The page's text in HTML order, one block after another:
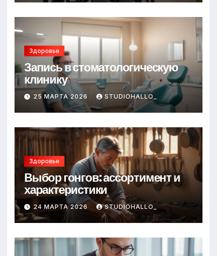
Здоровье
Запись в стоматологическую
клинику
25 МАРТА 2026 STUDIOHALLO_
Здоровье
Выбор гонгов: ассортимент и
характеристики
24 МАРТА 2026 STUDIOHALLO_